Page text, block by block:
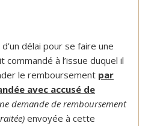
délai pour se faire une
commandé à l’issue duquel il
le remboursement par
avec accusé de
demande de remboursement
envoyée à cette